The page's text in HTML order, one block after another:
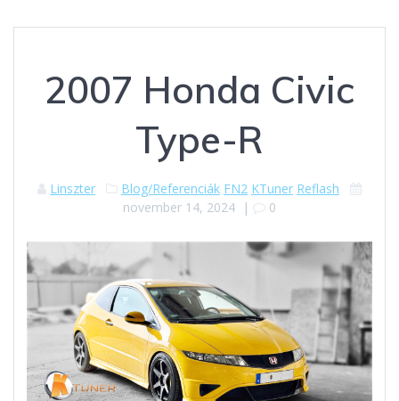
2007 Honda Civic
Type-R
Linszter Blog/Referenciák FN2 KTuner Reflash
november 14, 2024 | 0